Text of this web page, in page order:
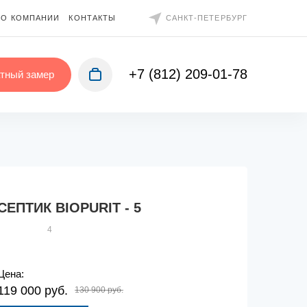
О КОМПАНИИ КОНТАКТЫ САНКТ-ПЕТЕРБУРГ
замер +7 (812) 209-01-78
BIOPURIT - 5
4
000 руб. 130 900 руб.